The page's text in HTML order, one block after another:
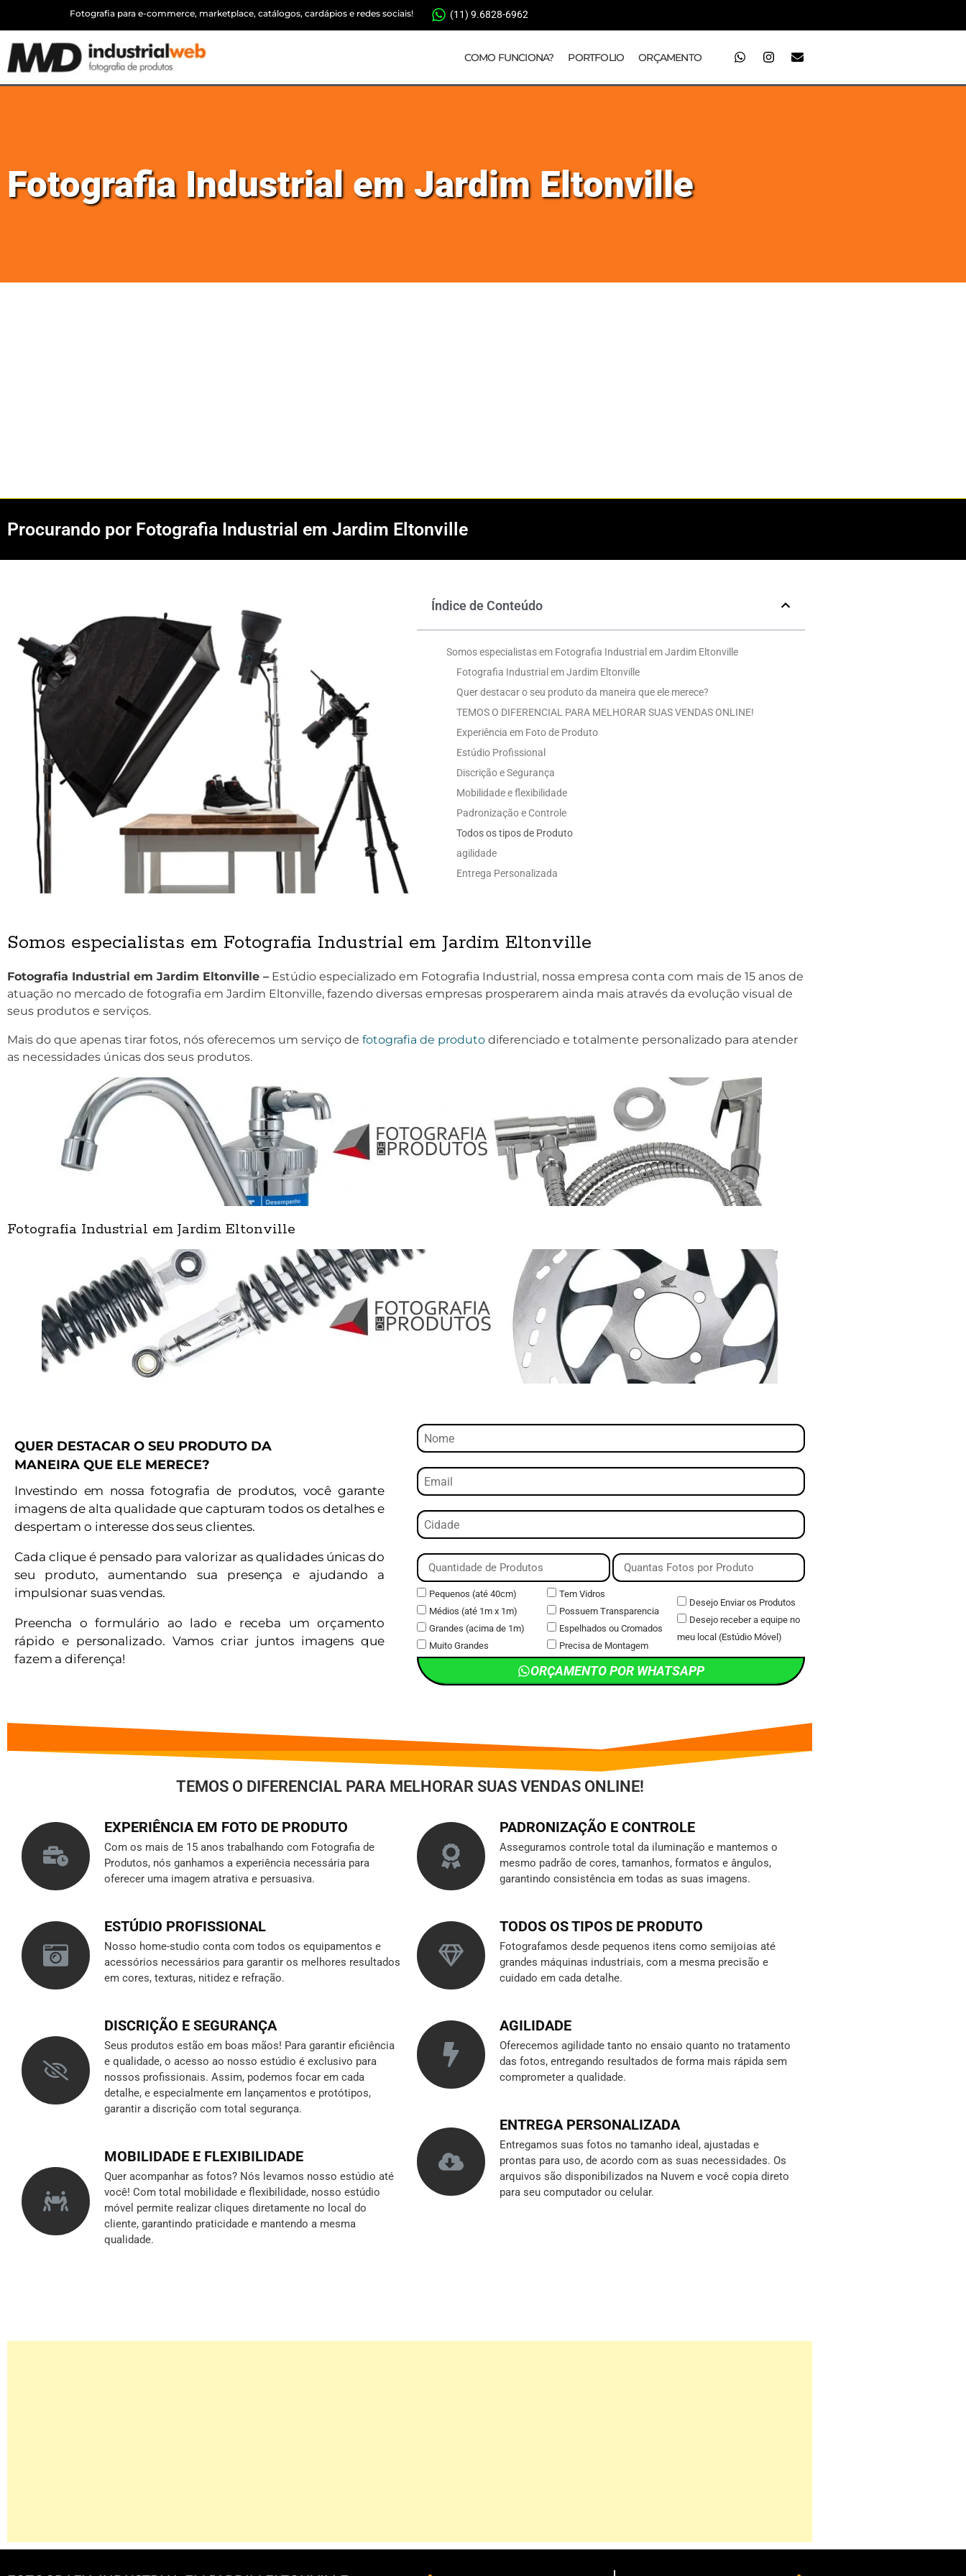
Fotografia para e-commerce, marketplace, catálogos, cardápios e redes sociais! (11) 9.6828-6962
COMO FUNCIONA? PORTFOLIO ORÇAMENTO
Fotografia Industrial em Jardim Eltonville
Procurando por Fotografia Industrial em Jardim Eltonville
Índice de Conteúdo
Somos especialistas em Fotografia Industrial em Jardim Eltonville
Fotografia Industrial em Jardim Eltonville
Quer destacar o seu produto da maneira que ele merece?
TEMOS O DIFERENCIAL PARA MELHORAR SUAS VENDAS ONLINE!
Experiência em Foto de Produto
Estúdio Profissional
Discrição e Segurança
Mobilidade e flexibilidade
Padronização e Controle
Todos os tipos de Produto
agilidade
Entrega Personalizada
Somos especialistas em Fotografia Industrial em Jardim Eltonville
Fotografia Industrial em Jardim Eltonville – Estúdio especializado em Fotografia Industrial, nossa empresa conta com mais de 15 anos de
atuação no mercado de fotografia em Jardim Eltonville, fazendo diversas empresas prosperarem ainda mais através da evolução visual de
seus produtos e serviços.
Mais do que apenas tirar fotos, nós oferecemos um serviço de fotografia de produto diferenciado e totalmente personalizado para atender
as necessidades únicas dos seus produtos.
Fotografia Industrial em Jardim Eltonville
QUER DESTACAR O SEU PRODUTO DA
MANEIRA QUE ELE MERECE?
Investindo em nossa fotografia de produtos, você garante
imagens de alta qualidade que capturam todos os detalhes e
despertam o interesse dos seus clientes.
Cada clique é pensado para valorizar as qualidades únicas do
seu produto, aumentando sua presença e ajudando a
impulsionar suas vendas.
Preencha o formulário ao lado e receba um orçamento
rápido e personalizado. Vamos criar juntos imagens que
fazem a diferença!
Pequenos (até 40cm)
Médios (até 1m x 1m)
Grandes (acima de 1m)
Muito Grandes
Tem Vidros
Possuem Transparencia
Espelhados ou Cromados
Precisa de Montagem
Desejo Enviar os Produtos
Desejo receber a equipe no
meu local (Estúdio Móvel)
ORÇAMENTO POR WHATSAPP
TEMOS O DIFERENCIAL PARA MELHORAR SUAS VENDAS ONLINE!
EXPERIÊNCIA EM FOTO DE PRODUTO
Com os mais de 15 anos trabalhando com Fotografia de
Produtos, nós ganhamos a experiência necessária para
oferecer uma imagem atrativa e persuasiva.
ESTÚDIO PROFISSIONAL
Nosso home-studio conta com todos os equipamentos e
acessórios necessários para garantir os melhores resultados
em cores, texturas, nitidez e refração.
DISCRIÇÃO E SEGURANÇA
Seus produtos estão em boas mãos! Para garantir eficiência
e qualidade, o acesso ao nosso estúdio é exclusivo para
nossos profissionais. Assim, podemos focar em cada
detalhe, e especialmente em lançamentos e protótipos,
garantir a discrição com total segurança.
MOBILIDADE E FLEXIBILIDADE
Quer acompanhar as fotos? Nós levamos nosso estúdio até
você! Com total mobilidade e flexibilidade, nosso estúdio
móvel permite realizar cliques diretamente no local do
cliente, garantindo praticidade e mantendo a mesma
qualidade.
PADRONIZAÇÃO E CONTROLE
Asseguramos controle total da iluminação e mantemos o
mesmo padrão de cores, tamanhos, formatos e ângulos,
garantindo consistência em todas as suas imagens.
TODOS OS TIPOS DE PRODUTO
Fotografamos desde pequenos itens como semijoias até
grandes máquinas industriais, com a mesma precisão e
cuidado em cada detalhe.
AGILIDADE
Oferecemos agilidade tanto no ensaio quanto no tratamento
das fotos, entregando resultados de forma mais rápida sem
comprometer a qualidade.
ENTREGA PERSONALIZADA
Entregamos suas fotos no tamanho ideal, ajustadas e
prontas para uso, de acordo com as suas necessidades. Os
arquivos são disponibilizados na Nuvem e você copia direto
para seu computador ou celular.